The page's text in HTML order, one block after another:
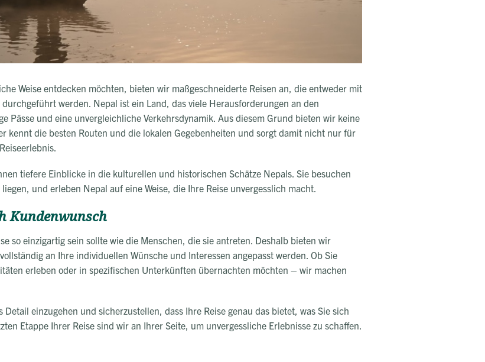
Weise entdecken möchten, bieten wir maßgeschneiderte Reisen an, die entweder mit
werden. Nepal ist ein Land, das viele Herausforderungen an den
Pässe und eine unvergleichliche Verkehrsdynamik. Aus diesem Grund bieten wir keine
kennt die besten Routen und die lokalen Gegebenheiten und sorgt damit nicht nur für
tiefere Einblicke in die kulturellen und historischen Schätze Nepals. Sie besuchen
und erleben Nepal auf eine Weise, die Ihre Reise unvergesslich macht.
Kundenwunsch
so einzigartig sein sollte wie die Menschen, die sie antreten. Deshalb bieten wir
an Ihre individuellen Wünsche und Interessen angepasst werden. Ob Sie
erleben oder in spezifischen Unterkünften übernachten möchten – wir machen
einzugehen und sicherzustellen, dass Ihre Reise genau das bietet, was Sie sich
Etappe Ihrer Reise sind wir an Ihrer Seite, um unvergessliche Erlebnisse zu schaffen.